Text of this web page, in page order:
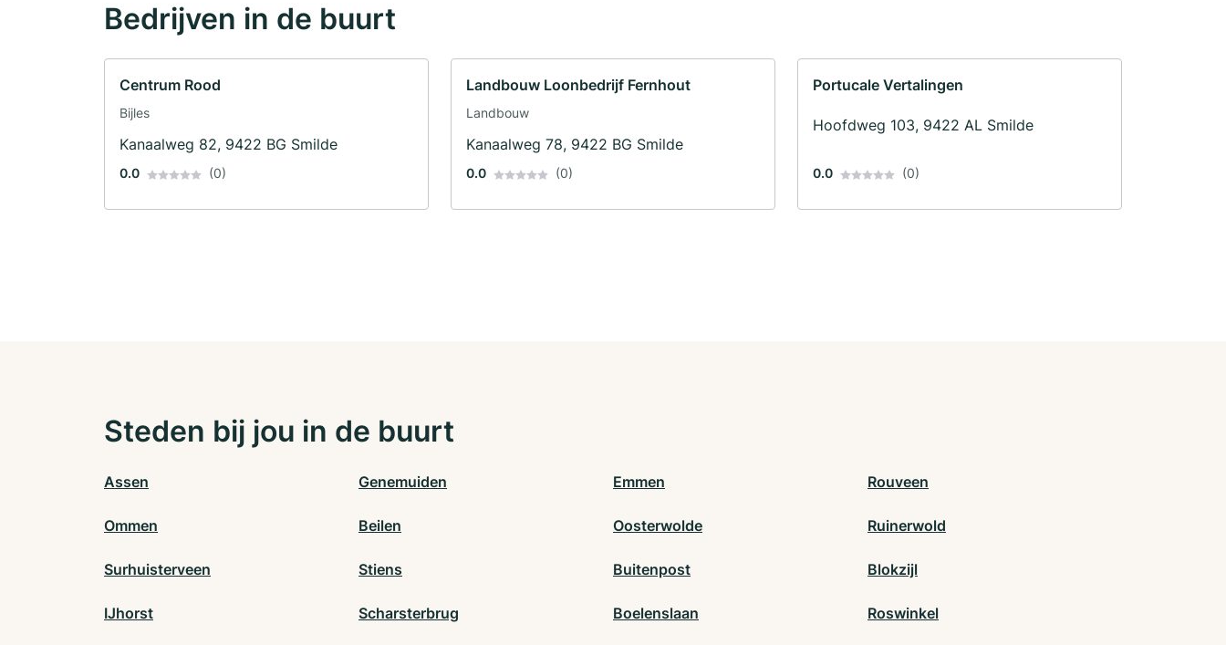
Bedrijven in de buurt
Centrum Rood
Bijles
Kanaalweg 82, 9422 BG Smilde
0.0 (0)
Landbouw Loonbedrijf Fernhout
Landbouw
Kanaalweg 78, 9422 BG Smilde
0.0 (0)
Portucale Vertalingen
Hoofdweg 103, 9422 AL Smilde
0.0 (0)
Steden bij jou in de buurt
Assen Genemuiden Emmen Rouveen
Ommen Beilen Oosterwolde Ruinerwold
Surhuisterveen Stiens Buitenpost Blokzijl
IJhorst Scharsterbrug Boelenslaan Roswinkel